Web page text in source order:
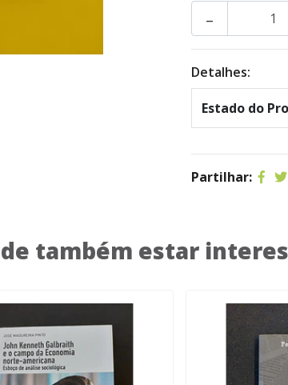
-
Detalhes:
Estado do
Partilhar:
também estar